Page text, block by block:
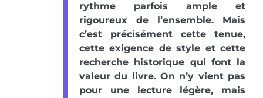
rythme parfois ample et
rigoureux de l’ensemble. Mais
c’est précisément cette tenue,
cette exigence de style et cette
recherche historique qui font la
valeur du livre. On n’y vient pas
pour une lecture légère, mais